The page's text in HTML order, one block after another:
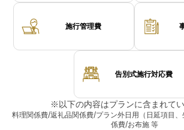
施行管理費
告別式施行対応費
※以下の内容はプランに含まれてい
料理関係費/返礼品関係費/プラン外日用（日延項目
係費/お布施 等